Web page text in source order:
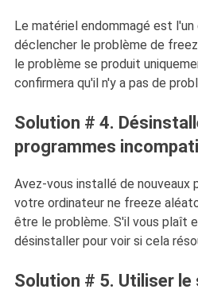
Le matériel endommagé est
déclencher le problème de
le problème se produit
confirmera qu'il n'y a pas de
Solution # 4.
programmes
Avez-vous installé de nouveaux
votre ordinateur ne freeze
être le problème. S'il vous plaît
désinstaller pour voir si cela
Solution # 5. Utiliser le